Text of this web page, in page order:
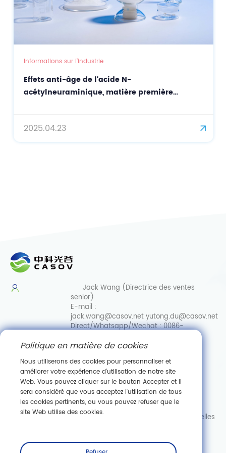
Informations sur l'industrie
Effets anti-âge de l'acide N-
acétylneuraminique, matière première
2025.04.23
Jack Wang (Directrice des ventes
senior)
E-mail :
jack.wang@casov.netyutong.du@casov.net
Direct/Whatsapp/Wechat :0086-
info@casovbio.net
Direct/Whatsapp/Wechat :0086-
15307143249
Pôle d'innovation en biologie synthétique de Wuhan
89, rue Gaokeyuan 3, zone de développement de nouvelles
S'abonner
Politique en matière de cookies
Nous utiliserons des cookies pour personnaliser et
améliorer votre expérience d'utilisation de notre site
Web. Vous pouvez cliquer sur le bouton Accepter et il
sera considéré que vous acceptez l'utilisation de tous
les cookies pertinents, ou vous pouvez refuser que le
site Web utilise des cookies.